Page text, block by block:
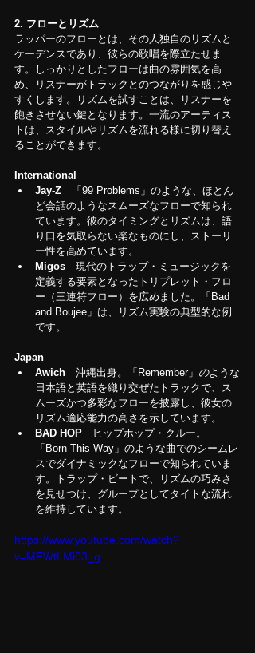
2. フローとリズム
ラッパーのフローとは、その人独自のリズムと
ケーデンスであり、彼らの歌唱を際立たせま
す。しっかりとしたフローは曲の雰囲気を高
め、リスナーがトラックとのつながりを感じや
すくします。リズムを試すことは、リスナーを
飽きさせない鍵となります。一流のアーティス
トは、スタイルやリズムを流れる様に切り替え
ることができます。
International
Jay-Z 「99 Problems」のような、ほとん
ど会話のようなスムーズなフローで知られ
ています 。 彼のタイミングとリズムは、語
り口を気取らない楽なものにし、ストーリ
ー性を高めています。
Migos 現代のトラップ・ミュージックを
定義する要素となったトリプレット・フロ
ー（三連符フロー）を広めました。「Bad
and Boujee」は、リズム実験の典型的な例
です。
Japan
Awich 沖縄出身。「Remember」 のような
日本語と英語を織り交ぜたトラックで、ス
ムーズかつ多彩なフローを披露し、彼女の
リズム適応能力の高さを示しています。
BAD HOP
ヒップホップ・クルー。
「Born This Way」のような曲でのシームレ
スでダイナミックなフローで知られていま
す 。
トラップ・ビートで、リズムの巧みさ
を見せつけ、グループとしてタイトな流れ
を維持しています。
https://www.youtube.com/watch?
v=MFWtLMi03_g